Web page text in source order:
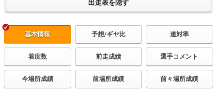
基本情報 予想/ギヤ比 連対率
着度数 前走成績 選手コメント
今場所成績 前場所成績 前々場所成績